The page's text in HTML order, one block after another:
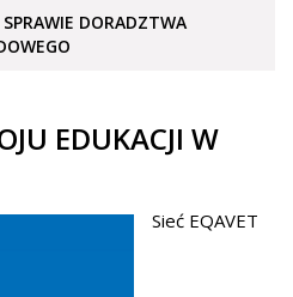
DORADZTWA
EDUKACJI W
Sieć EQAVET